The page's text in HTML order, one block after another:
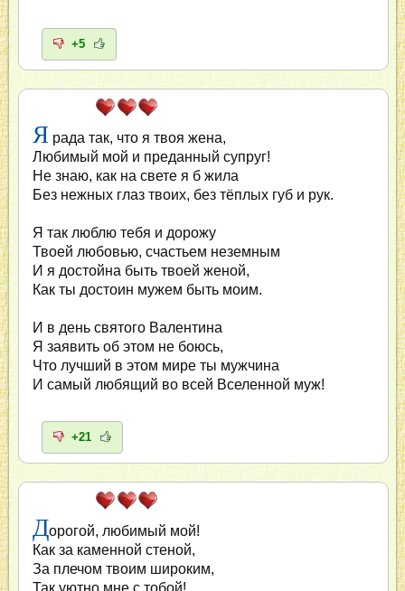
+5
Я рада так, что я твоя жена,
Любимый мой и преданный супруг!
Не знаю, как на свете я б жила
Без нежных глаз твоих, без тёплых губ и рук.
Я так люблю тебя и дорожу
Твоей любовью, счастьем неземным
И я достойна быть твоей женой,
Как ты достоин мужем быть моим.
И в день святого Валентина
Я заявить об этом не боюсь,
Что лучший в этом мире ты мужчина
И самый любящий во всей Вселенной муж!
+21
Дорогой, любимый мой!
Как за каменной стеной,
За плечом твоим широким,
Так уютно мне с тобой!